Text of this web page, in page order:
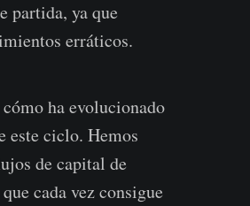
partida, ya que
erráticos.
ha evolucionado
este ciclo. Hemos
de capital de
cada vez consigue